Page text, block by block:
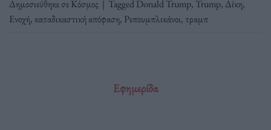
Δημοσιεύθηκε σεΚόσμος | TaggedDonald Trump, Trump, Δίκη,
Ενοχή,καταδικαστική απόφαση, Ρεπουμπλικάνοι,τραμπ
Εφημερίδα